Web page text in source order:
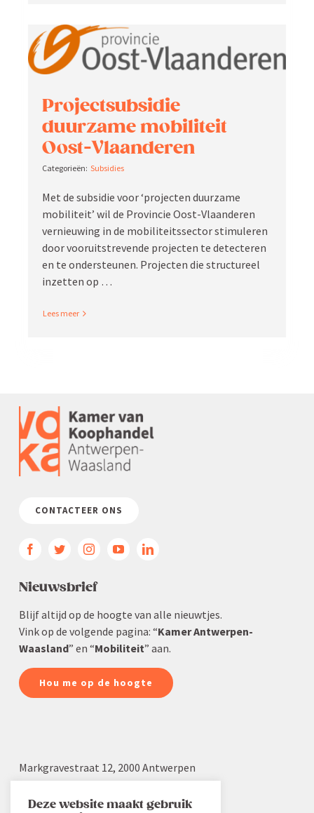
Project­sub­sidie
duurzame mobiliteit
Oost-Vlaanderen
Subsidies
Met de subsidie voor ‘projecten duurzame
mobiliteit’ wil de Provincie Oost-Vlaan­deren
vernieuwing in de mobili­teits­sector stimu­leren
door vooruit­stre­vende projecten te detec­teren
en te onder­steunen. Projecten die struc­tureel
inzetten op …
Read More
CONTACTEER ONS
Nieuws­brief
Blijf altijd op de hoogte van alle nieuwtjes.
Vink op de volgende pagina: “Kamer Antwerpen-
Waasland” en “Mobiliteit” aan.
Hou me op de hoogte
Markgra­vestraat 12, 2000 Antwerpen
03 232 22 19
info.aw@voka.be
Deze website maakt gebruik